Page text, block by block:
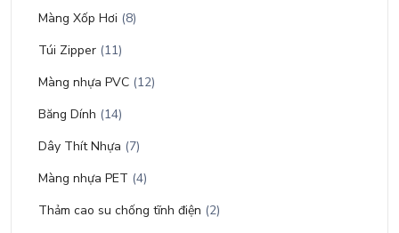
Màng Xốp Hơi (8)
Túi Zipper (11)
Màng nhựa PVC (12)
Băng Dính (14)
Dây Thít Nhựa (7)
Màng nhựa PET (4)
Thảm cao su chống tĩnh điện (2)